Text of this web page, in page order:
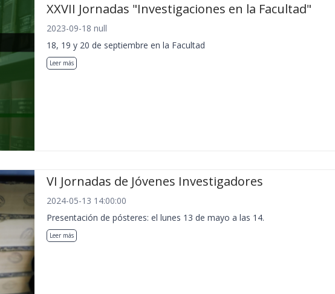
XXVII Jornadas "Investigaciones en la Facultad"
2023-09-18 null
18, 19 y 20 de septiembre en la Facultad
Leer más
VI Jornadas de Jóvenes Investigadores
2024-05-13 14:00:00
Presentación de pósteres: el lunes 13 de mayo a las 14.
Leer más